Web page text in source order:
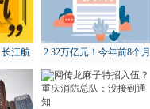
江航
工作
2.32万亿元！今年前8个月
北京地区进出口增长18.3%